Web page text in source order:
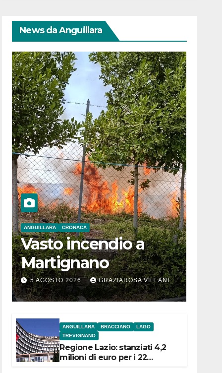
News da Anguillara
ANGUILLARA CRONACA
Vasto incendio a
Martignano
5 AGOSTO 2026 GRAZIAROSA VILLANI
ANGUILLARA BRACCIANO
LAGO
TREVIGNANO
Regione Lazio: stanziati 4,2
milioni di euro per i 22